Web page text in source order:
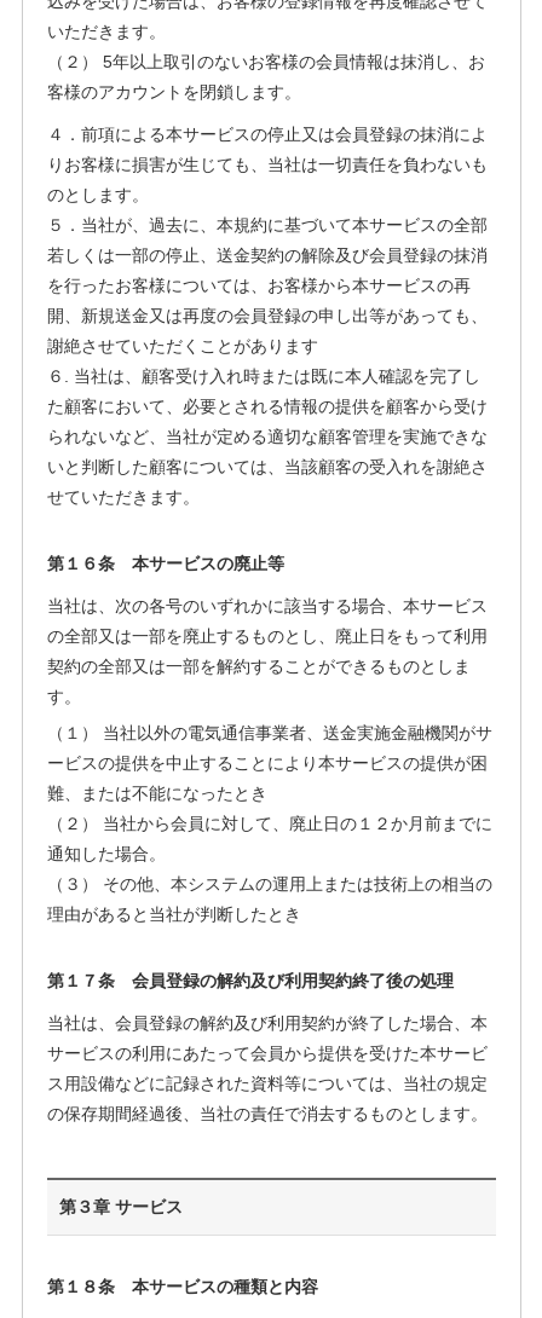
いただきます。
（２） 5年以上取引のないお客様の会員情報は抹消し、お
客様のアカウントを閉鎖します。
４．前項による本サービスの停止又は会員登録の抹消によ
りお客様に損害が生じても、当社は一切責任を負わないも
のとします。
５．当社が、過去に、本規約に基づいて本サービスの全部
若しくは一部の停止、送金契約の解除及び会員登録の抹消
を行ったお客様については、お客様から本サービスの再
開、新規送金又は再度の会員登録の申し出等があっても、
謝絶させていただくことがあります
６. 当社は、顧客受け入れ時または既に本人確認を完了し
た顧客において、必要とされる情報の提供を顧客から受け
られないなど、当社が定める適切な顧客管理を実施できな
いと判断した顧客については、当該顧客の受入れを謝絶さ
せていただきます。
第１６条 本サービスの廃止等
当社は、次の各号のいずれかに該当する場合、本サービス
の全部又は一部を廃止するものとし、廃止日をもって利用
契約の全部又は一部を解約することができるものとしま
す。
（１） 当社以外の電気通信事業者、送金実施金融機関がサ
ービスの提供を中止することにより本サービスの提供が困
難、または不能になったとき
（２） 当社から会員に対して、廃止日の１２か月前までに
通知した場合。
（３） その他、本システムの運用上または技術上の相当の
理由があると当社が判断したとき
第１７条 会員登録の解約及び利用契約終了後の処理
当社は、会員登録の解約及び利用契約が終了した場合、本
サービスの利用にあたって会員から提供を受けた本サービ
ス用設備などに記録された資料等については、当社の規定
の保存期間経過後、当社の責任で消去するものとします。
第３章 サービス
第１８条 本サービスの種類と内容